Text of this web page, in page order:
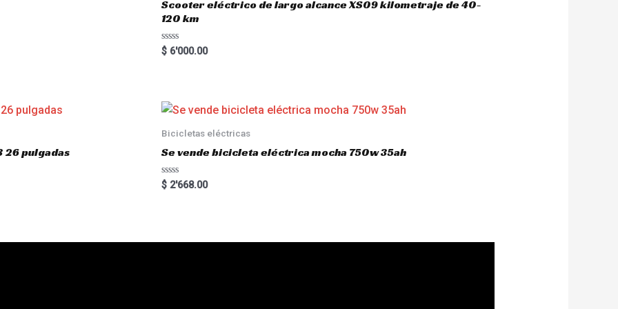
Scooter eléctrico de largo alcance XS09 kilometraje de 40-
120 km
R
a
o
u
o
f
5
$ 6'000.00
pulgadas
Bicicletas eléctricas
Se vende bicicleta eléctrica mocha 750w 35ah
R
a
$ 2'668.00